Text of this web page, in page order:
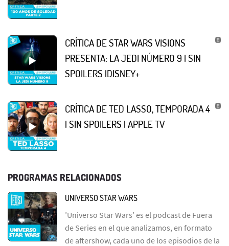
CRÍTICA DE STAR WARS VISIONS
PRESENTA: LA JEDI NÚMERO 9 | SIN
SPOILERS |DISNEY+
CRÍTICA DE TED LASSO, TEMPORADA 4
| SIN SPOILERS | APPLE TV
PROGRAMAS RELACIONADOS
UNIVERSO STAR WARS
’Universo Star Wars’ es el podcast de Fuera
de Series en el que analizamos, en formato
de aftershow, cada uno de los episodios de la